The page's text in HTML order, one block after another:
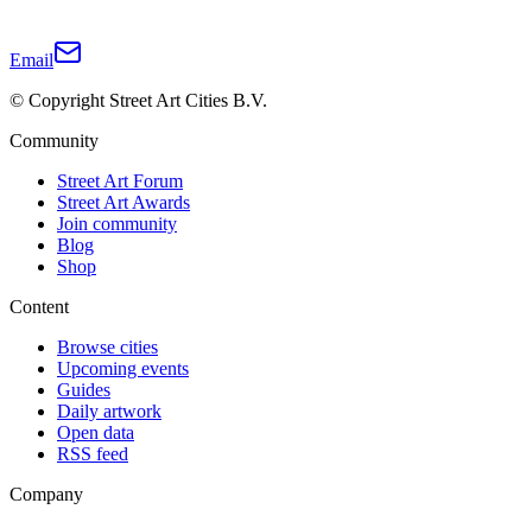
Email
© Copyright Street Art Cities B.V.
Community
Street Art Forum
Street Art Awards
Join community
Blog
Shop
Content
Browse cities
Upcoming events
Guides
Daily artwork
Open data
RSS feed
Company